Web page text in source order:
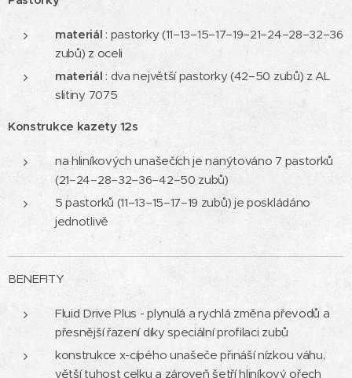
materiál : pastorky (11–13–15–17–19–21–24–28–32–36
zubů) z oceli
materiál: dva největší pastorky (42–50 zubů) z AL
slitiny 7075
Konstrukce kazety 12s
na hliníkových unašečích je nanýtováno 7 pastorků
(21–24–28–32–36–42–50 zubů)
5 pastorků (11–13–15–17–19 zubů) je poskládáno
jednotlivě
BENEFITY
Fluid Drive Plus - plynulá a rychlá změna převodů a
přesnější řazení díky speciální profilaci zubů
konstrukce x-cípého unašeče přináší nízkou váhu,
větší tuhost celku a zároveň šetří hliníkový ořech